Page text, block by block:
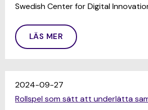
Swedish Center for Digital
LÄS MER
2024-09-27
Rollspel som sätt att underlätta